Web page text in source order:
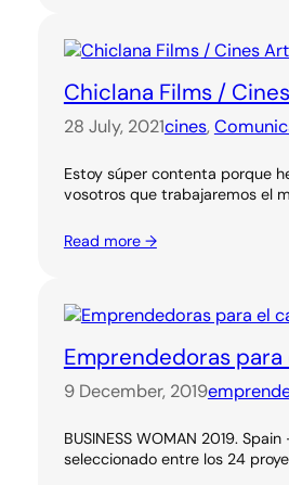
Chiclana Films /
28 July, 2021cines,
Estoy súper contenta porque
vosotros que trabajaremos el
Read more →
Emprendedoras
9 December, 2019
BUSINESS WOMAN 2019.
seleccionado entre los 24